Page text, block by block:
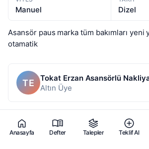
Anasayfa Defter Talepler Teklif Al
Manuel Dizel
Asansör paus marka tüm bakımları yeni
otamatik
TE
Tokat Erzan Asansörlü
Altın Üye